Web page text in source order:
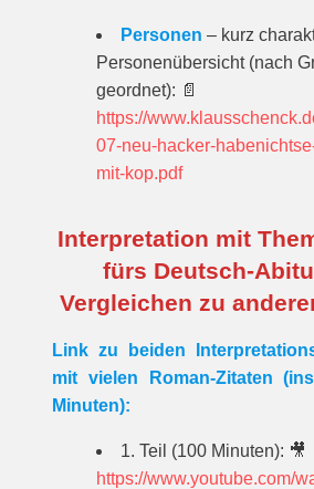
Personen – kurz
Personenübersicht (nach
geordnet): 📄
https://
07-neu-hacker-
mit-kop.pdf
Interpretation mit
fürs Deutsch-
Vergleichen zu
Link zu beiden
mit vielen Roman-Zitaten
Minuten):
1. Teil (100 Minuten): 🎥
https://www.youtube.com/